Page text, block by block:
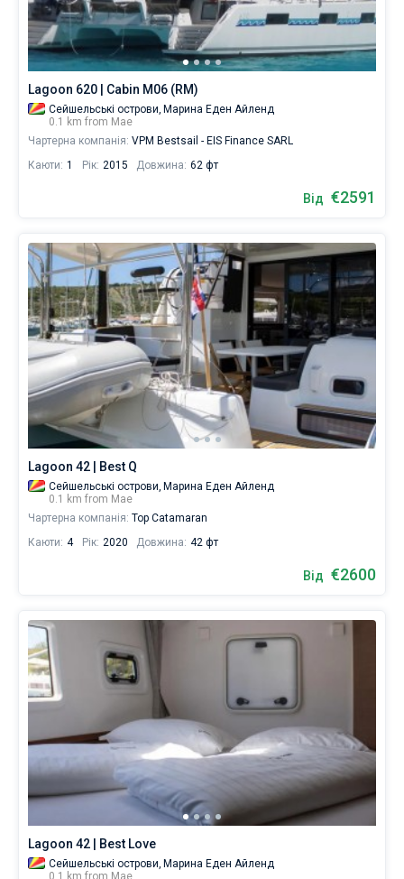
Lagoon 620 | Cabin M06 (RM)
Сейшельські острови, Марина Еден Айленд
0.1 km from Мае
Чартерна компанія: VPM Bestsail - EIS Finance SARL
Каюти: 1 Рік: 2015 Довжина: 62 фт
Від €2591
Lagoon 42 | Best Q
Сейшельські острови, Марина Еден Айленд
0.1 km from Мае
Чартерна компанія: Top Catamaran
Каюти: 4 Рік: 2020 Довжина: 42 фт
Від €2600
Lagoon 42 | Best Love
Сейшельські острови, Марина Еден Айленд
0.1 km from Мае